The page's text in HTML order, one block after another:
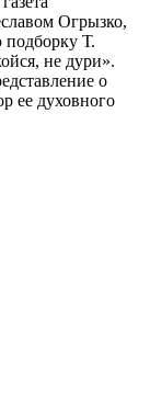
Огрызко,
подборку Т.
не дури».
о
ее духовного